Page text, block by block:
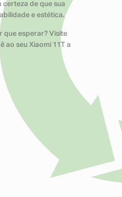
certeza de que sua
e estética.
que esperar? Visite
ao seu Xiaomi 11T a